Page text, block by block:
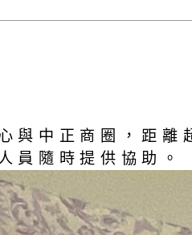
與中正商圈，距離
員隨時提供協助。